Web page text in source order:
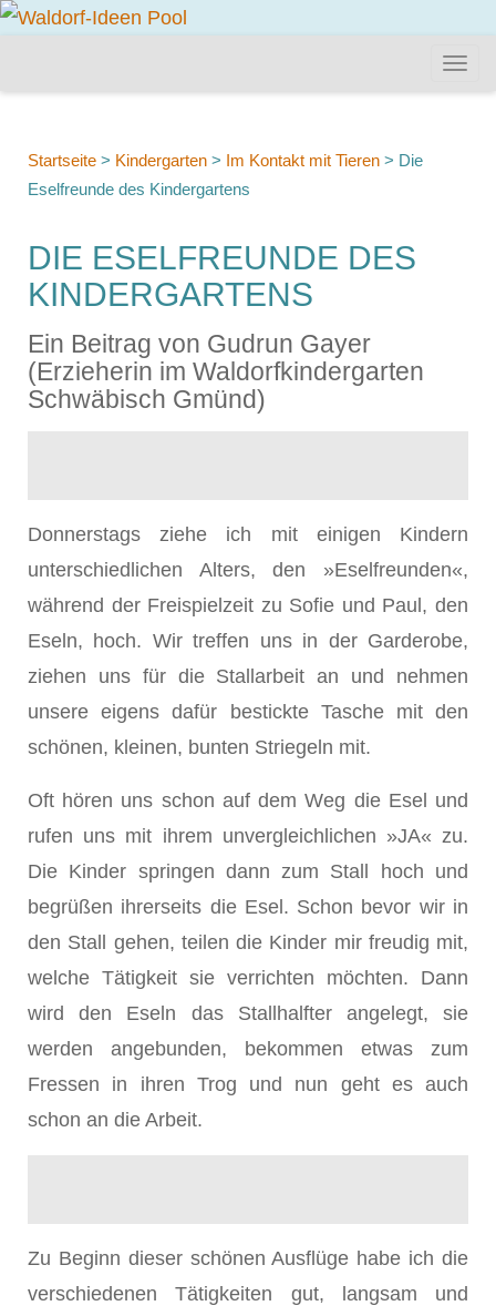
Startseite > Kindergarten > Im Kontakt mit Tieren > Die
Eselfreunde des Kindergartens
DIE ESELFREUNDE DES
KINDERGARTENS
Ein Beitrag von Gudrun Gayer
(Erzieherin im Waldorfkindergarten
Schwäbisch Gmünd)
Donnerstags ziehe ich mit einigen Kindern
unterschiedlichen Alters, den »Eselfreunden«,
während der Freispielzeit zu Sofie und Paul, den
Eseln, hoch. Wir treffen uns in der Garderobe,
ziehen uns für die Stallarbeit an und nehmen
unsere eigens dafür bestickte Tasche mit den
schönen, kleinen, bunten Striegeln mit.
Oft hören uns schon auf dem Weg die Esel und
rufen uns mit ihrem unvergleichlichen »JA« zu.
Die Kinder springen dann zum Stall hoch und
begrüßen ihrerseits die Esel. Schon bevor wir in
den Stall gehen, teilen die Kinder mir freudig mit,
welche Tätigkeit sie verrichten möchten. Dann
wird den Eseln das Stallhalfter angelegt, sie
werden angebunden, bekommen etwas zum
Fressen in ihren Trog und nun geht es auch
schon an die Arbeit.
Zu Beginn dieser schönen Ausflüge habe ich die
verschiedenen Tätigkeiten gut, langsam und